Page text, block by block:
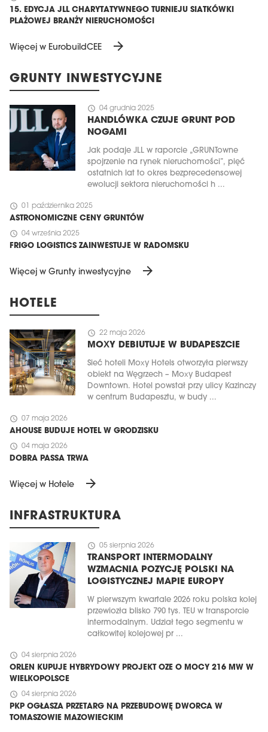
15. EDYCJA JLL CHARYTATYWNEGO TURNIEJU SIATKÓWKI
PLAŻOWEJ BRANŻY NIERUCHOMOŚCI
Więcej w EurobuildCEE arrow_forward
GRUNTY INWESTYCYJNE
schedule 04 grudnia 2025
HANDLÓWKA CZUJE GRUNT POD
NOGAMI
Jak podaje JLL w raporcie „GRUNTowne
spojrzenie na rynek nieruchomości”, pięć
ostatnich lat to okres bezprecedensowej
ewolucji sektora nieruchomości h ...
schedule 01 października 2025
ASTRONOMICZNE CENY GRUNTÓW
schedule 04 września 2025
FRIGO LOGISTICS ZAINWESTUJE W RADOMSKU
Więcej w Grunty inwestycyjne arrow_forward
HOTELE
schedule 22 maja 2026
MOXY DEBIUTUJE W BUDAPESZCIE
Sieć hoteli Moxy Hotels otworzyła pierwszy
obiekt na Węgrzech – Moxy Budapest
Downtown. Hotel powstał przy ulicy Kazinczy
w centrum Budapesztu, w budy ...
schedule 07 maja 2026
AHOUSE BUDUJE HOTEL W GRODZISKU
schedule 04 maja 2026
DOBRA PASSA TRWA
Więcej w Hotele arrow_forward
INFRASTRUKTURA
schedule 05 sierpnia 2026
TRANSPORT INTERMODALNY
WZMACNIA POZYCJĘ POLSKI NA
LOGISTYCZNEJ MAPIE EUROPY
W pierwszym kwartale 2026 roku polska kolej
przewiozła blisko 790 tys. TEU w transporcie
intermodalnym. Udział tego segmentu w
całkowitej kolejowej pr ...
schedule 04 sierpnia 2026
ORLEN KUPUJE HYBRYDOWY PROJEKT OZE O MOCY 216 MW W
WIELKOPOLSCE
schedule 04 sierpnia 2026
PKP OGŁASZA PRZETARG NA PRZEBUDOWĘ DWORCA W
TOMASZOWIE MAZOWIECKIM